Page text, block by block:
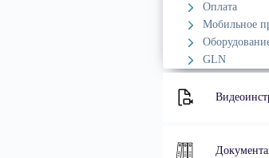
Оплата
Мобильное
GLN